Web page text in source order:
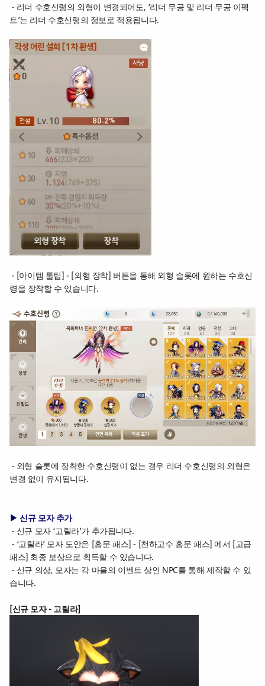
- 리더 수호신령의 외형이 변경되어도, ‘리더 무공 및 리더 무공 이펙
트’는 리더 수호신령의 정보로 적용됩니다.
- [아이템 툴팁] - [외형 장착] 버튼을 통해 외형 슬롯에 원하는 수호신
령을 장착할 수 있습니다.
- 외형 슬롯에 장착한 수호신령이 없는 경우 리더 수호신령의 외형은
변경 없이 유지됩니다.
▶ 신규 모자 추가
- 신규 모자 ‘고릴라’가 추가됩니다.
- ‘고릴라’ 모자 도안은 [홍문 패스] - [천하고수 홍문 패스] 에서 [고급
패스] 최종 보상으로 획득할 수 있습니다.
- 신규 의상, 모자는 각 마을의 이벤트 상인 NPC를 통해 제작할 수 있
습니다.
[신규 모자 - 고릴라]